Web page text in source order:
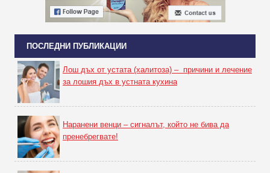
ПОСЛЕДНИ ПУБЛИКАЦИИ
Лош дъх от устата (халитоза) – причини и лечение
за лошия дъх в устната кухина
Наранени венци – сигналът, който не бива да
пренебрегвате!